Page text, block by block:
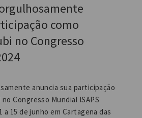
como
no Congresso
anuncia sua participação
Congresso Mundial ISAPS
a 15 de junho em Cartagena das